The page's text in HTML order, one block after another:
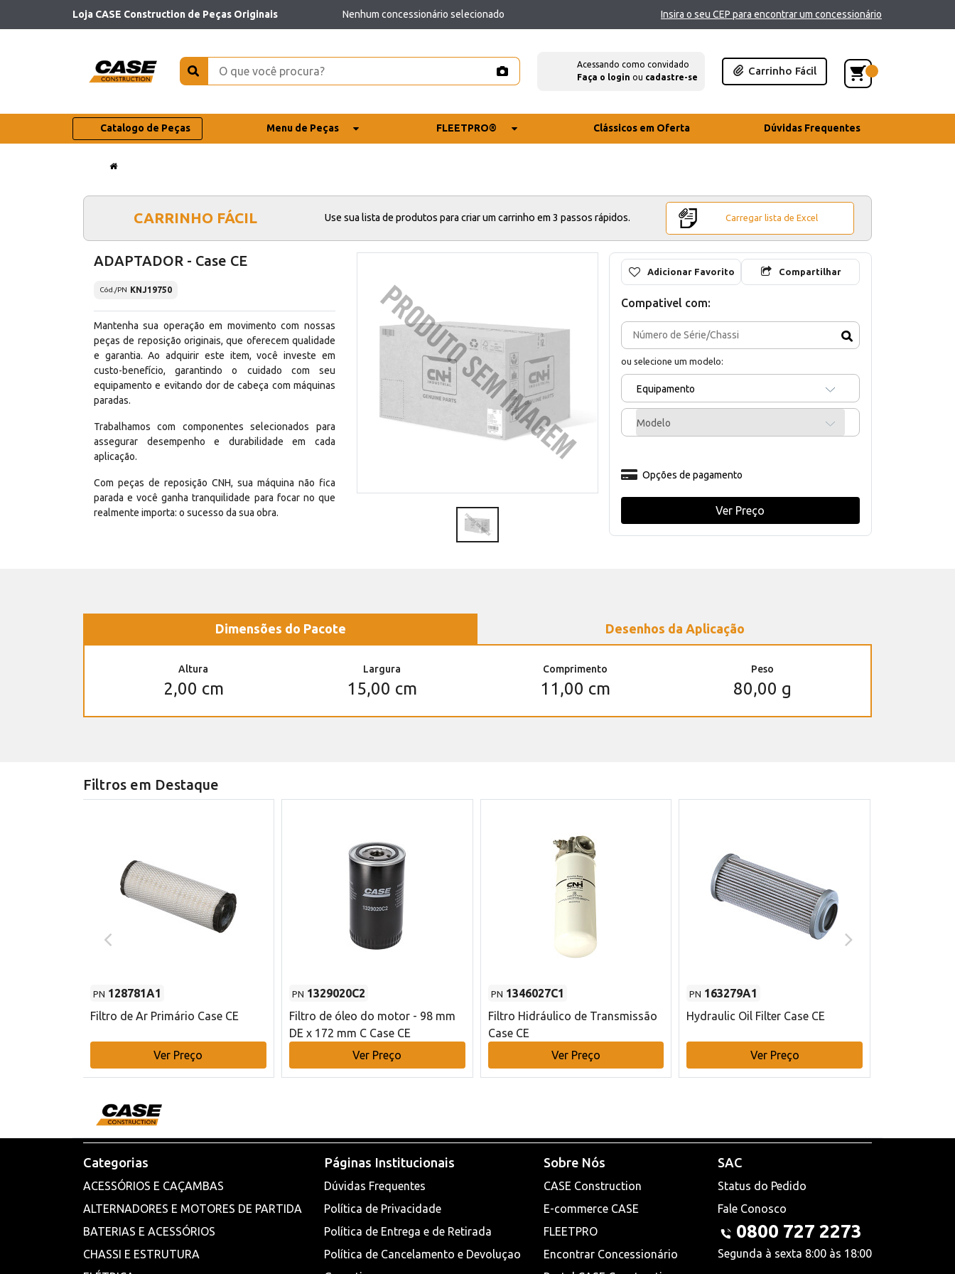
Loja CASE Construction de Peças Originais Nenhum concessionário selecionado Insira o seu CEP para encontrar um concessionário
Acessando como convidado
Faça o login ou cadastre-se
Carrinho Fácil
Catalogo de Peças Menu de Peças FLEETPRO® Clássicos em Oferta Dúvidas Frequentes
CARRINHO FÁCIL Use sua lista de produtos para criar um carrinho em 3 passos rápidos. Carregar lista de Excel
ADAPTADOR - Case CE
Cód./PN KNJ19750
Mantenha sua operação em movimento com nossas
peças de reposição originais, que oferecem qualidade
e garantia. Ao adquirir este item, você investe em
custo-benefício, garantindo o cuidado com seu
equipamento e evitando dor de cabeça com máquinas
paradas.
Trabalhamos com componentes selecionados para
assegurar desempenho e durabilidade em cada
aplicação.
Com peças de reposição CNH, sua máquina não fica
parada e você ganha tranquilidade para focar no que
realmente importa: o sucesso da sua obra.
Adicionar Favorito Compartilhar
Compativel com:
ou selecione um modelo:
Equipamento
Modelo
Opções de pagamento
Ver Preço
Dimensões do Pacote Desenhos da Aplicação
Altura
2,00 cm
Largura
15,00 cm
Comprimento
11,00 cm
Peso
80,00 g
Filtros em Destaque
PN 128781A1
Filtro de Ar Primário Case CE
Ver Preço
PN 1329020C2
Filtro de óleo do motor - 98 mm
DE x 172 mm C Case CE
Ver Preço
PN 1346027C1
Filtro Hidráulico de Transmissão
Case CE
Ver Preço
PN 163279A1
Hydraulic Oil Filter Case CE
Ver Preço
Categorias
ACESSÓRIOS E CAÇAMBAS
ALTERNADORES E MOTORES DE PARTIDA
BATERIAS E ACESSÓRIOS
CHASSI E ESTRUTURA
Páginas Institucionais
Dúvidas Frequentes
Política de Privacidade
Política de Entrega e de Retirada
Política de Cancelamento e Devoluçao
Sobre Nós
CASE Construction
E-commerce CASE
FLEETPRO
Encontrar Concessionário
SAC
Status do Pedido
Fale Conosco
0800 727 2273
Segunda à sexta 8:00 às 18:00